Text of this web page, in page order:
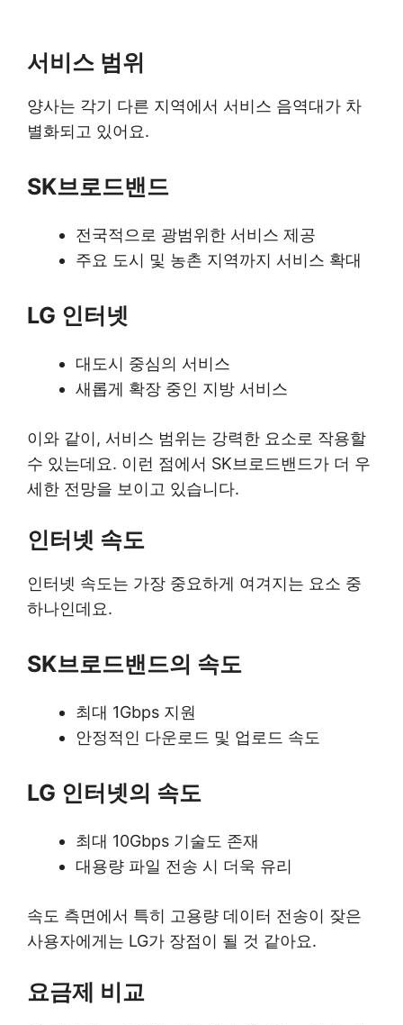
서비스 범위
양사는 각기 다른 지역에서 서비스 음역대가 차
별화되고 있어요.
SK브로드밴드
전국적으로 광범위한 서비스 제공
주요 도시 및 농촌 지역까지 서비스 확대
LG 인터넷
대도시 중심의 서비스
새롭게 확장 중인 지방 서비스
이와 같이, 서비스 범위는 강력한 요소로 작용할
수 있는데요. 이런 점에서 SK브로드밴드가 더 우
세한 전망을 보이고 있습니다.
인터넷 속도
인터넷 속도는 가장 중요하게 여겨지는 요소 중
하나인데요.
SK브로드밴드의 속도
최대 1Gbps 지원
안정적인 다운로드 및 업로드 속도
LG 인터넷의 속도
최대 10Gbps 기술도 존재
대용량 파일 전송 시 더욱 유리
속도 측면에서 특히 고용량 데이터 전송이 잦은
사용자에게는 LG가 장점이 될 것 같아요.
요금제 비교